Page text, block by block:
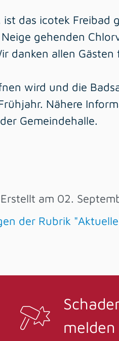
das icotek Freibad
gehenden
danken allen
wird und die
Nähere
Gemeindehalle.
am 02.
der Rubrik
melden